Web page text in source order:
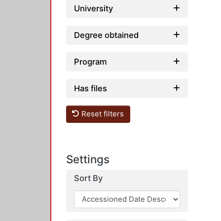
University
Degree obtained
Program
Has files
Reset filters
Settings
Sort By